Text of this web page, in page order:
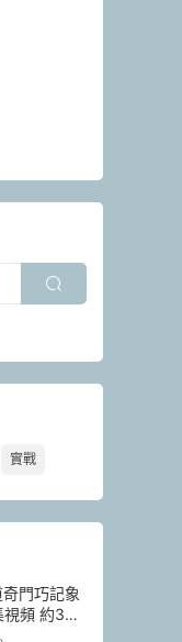
實戰
門巧記象
頻 約3小